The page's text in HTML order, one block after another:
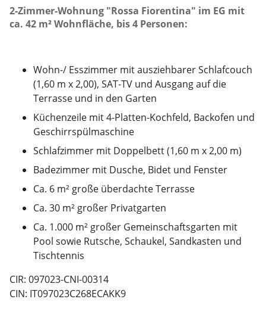
2-Zimmer-Wohnung "Rossa Fiorentina" im EG mit
ca. 42 m² Wohnfläche, bis 4 Personen:
Wohn-/ Esszimmer mit ausziehbarer Schlafcouch
(1,60 m x 2,00), SAT-TV und Ausgang auf die
Terrasse und in den Garten
Küchenzeile mit 4-Platten-Kochfeld, Backofen und
Geschirrspülmaschine
Schlafzimmer mit Doppelbett (1,60 m x 2,00 m)
Badezimmer mit Dusche, Bidet und Fenster
Ca. 6 m² große überdachte Terrasse
Ca. 30 m² großer Privatgarten
Ca. 1.000 m² großer Gemeinschaftsgarten mit
Pool sowie Rutsche, Schaukel, Sandkasten und
Tischtennis
CIR: 097023-CNI-00314
CIN: IT097023C268ECAKK9